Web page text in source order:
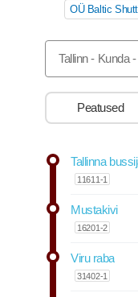
OÜ Baltic
Tallinn - Kunda
Peatused
stop-list-Tallinna
11611-1
Mustakivi
16201-2
Viru raba
31402-1